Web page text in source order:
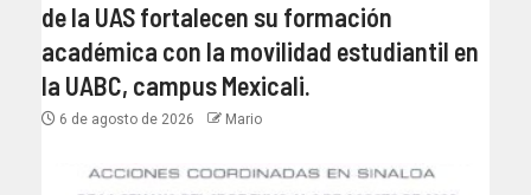
de la UAS fortalecen su formación
académica con la movilidad estudiantil en
la UABC, campus Mexicali.
6 de agosto de 2026 Mario